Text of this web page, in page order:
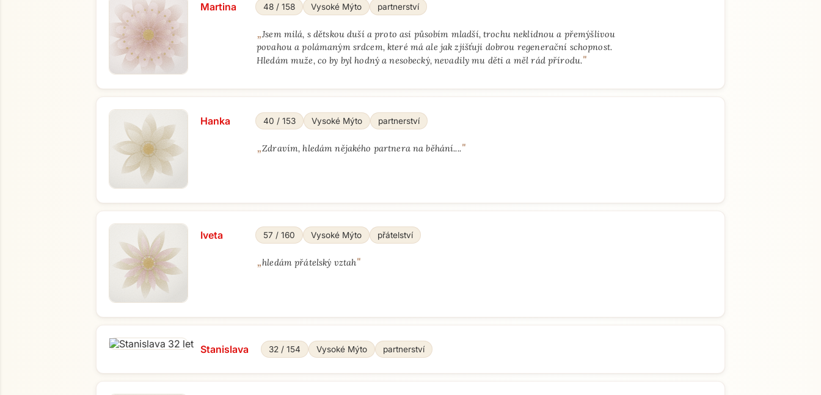
Přejít na hlavní obsah
Martina 48 / 158 Vysoké Mýto partnerství
„Jsem milá, s dětskou duší a proto asi působím mladší, trochu neklidnou a přemýšlivou
povahou a polámaným srdcem, které má ale jak zjišťuji dobrou regenerační schopnost.
Hledám muže, co by byl hodný a nesobecký, nevadily mu děti a měl rád přírodu."
Hanka 40 / 153 Vysoké Mýto partnerství
„Zdravím, hledám nějakého partnera na běhání...."
Iveta 57 / 160 Vysoké Mýto přátelství
„hledám přátelský vztah"
Stanislava 32 / 154 Vysoké Mýto partnerství